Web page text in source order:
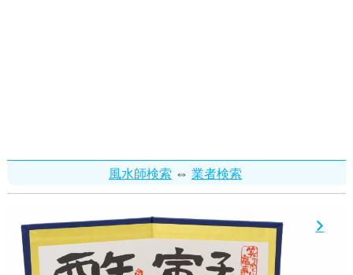
風水師検索 ⇔ 業者検索